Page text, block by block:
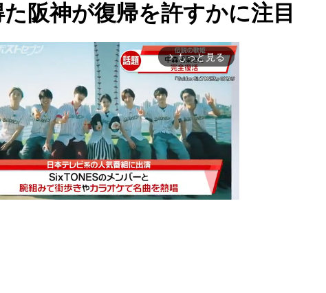
阪神が復帰を許すかに注目
arrow_forward_ios もっと見る